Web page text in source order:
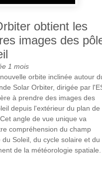
obtient les
images des
1 mois
orbite inclinée autour
Solar Orbiter, dirigée par
à prendre des images des
depuis l'extérieur du plan de
angle de vue unique va
compréhension du champ
du Soleil, du cycle solaire et du
de la météorologie spatiale.